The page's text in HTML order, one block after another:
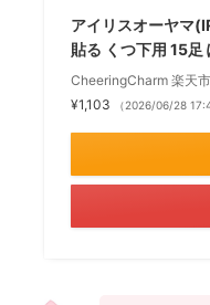
アイリスオーヤマ
貼る くつ下用 15
CheeringCharm 楽天
¥1,103
（2026/06/28